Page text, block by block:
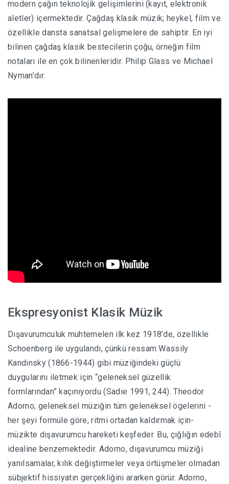
modern çağın teknolojik gelişimlerini (kayıt, elektronik
aletler) içermektedir. Çağdaş klasik müzik; heykel, film ve
özellikle dansta sanatsal gelişmelere de sahiptir. En iyi
bilinen çağdaş klasik bestecilerin çoğu, örneğin film
notaları ile en çok bilinenleridir. Philip Glass ve Michael
Nyman’dır.
Ekspresyonist Klasik Müzik
Dışavurumculuk muhtemelen ilk kez 1918’de, özellikle
Schoenberg ile uygulandı, çünkü ressam Wassily
Kandinsky (1866-1944) gibi müziğindeki güçlü
duygularını iletmek için “geleneksel güzellik
formlarından” kaçınıyordu (Sadie 1991, 244). Theodor
Adorno; geleneksel müziğin tüm geleneksel ögelerini -
her şeyi formüle göre, ritmi ortadan kaldırmak için-
müzikte dışavurumcu hareketi keşfeder. Bu, çığlığın edebî
idealine benzemektedir. Adorno, dışavurumcu müziği
yanılsamalar, kılık değiştirmeler veya örtüşmeler olmadan
sübjektif hissiyatın gerçekliğini ararken görür. Adorno,